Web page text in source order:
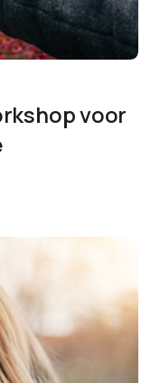
voor